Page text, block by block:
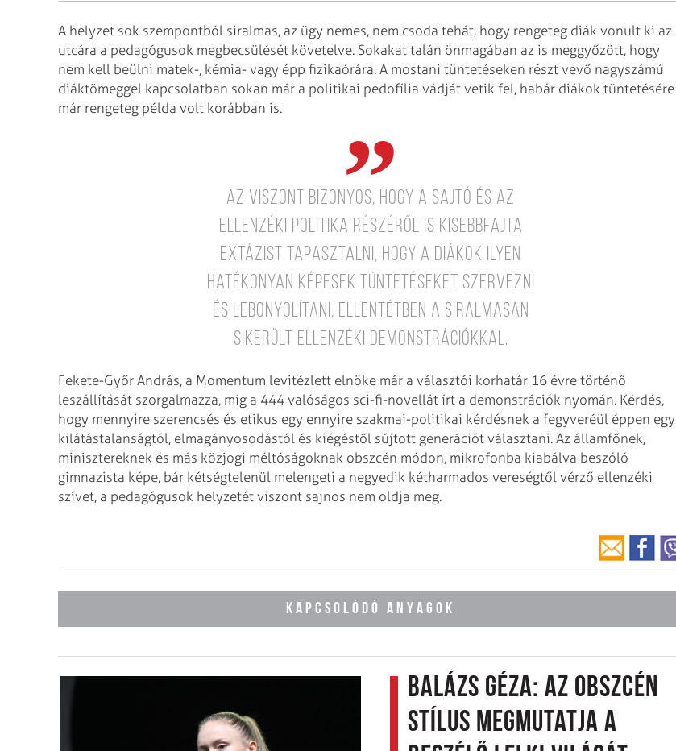
A helyzet sok szempontból siralmas, az ügy nemes, nem csoda tehát, hogy rengeteg diák vonult ki az
utcára a pedagógusok megbecsülését követelve. Sokakat talán önmagában az is meggyőzött, hogy
nem kell beülni matek-, kémia- vagy épp fizikaórára. A mostani tüntetéseken részt vevő nagyszámú
diáktömeggel kapcsolatban sokan már a politikai pedofília vádját vetik fel, habár diákok tüntetésére
már rengeteg példa volt korábban is.
Az viszont bizonyos, hogy a sajtó és az
ellenzéki politika részéről is kisebbfajta
extázist tapasztalni, hogy a diákok ilyen
hatékonyan képesek tüntetéseket szervezni
és lebonyolítani, ellentétben a siralmasan
sikerült ellenzéki demonstrációkkal.
Fekete-Győr András, a Momentum levitézlett elnöke már a választói korhatár 16 évre történő
leszállítását szorgalmazza, míg a 444 valóságos sci-fi-novellát írt a demonstrációk nyomán. Kérdés,
hogy mennyire szerencsés és etikus egy ennyire szakmai-politikai kérdésnek a fegyveréül éppen egy
kilátástalanságtól, elmagányosodástól és kiégéstől sújtott generációt választani. Az államfőnek,
minisztereknek és más közjogi méltóságoknak obszcén módon, mikrofonba kiabálva beszóló
gimnazista képe, bár kétségtelenül melengeti a negyedik kétharmados vereségtől vérző ellenzéki
szívet, a pedagógusok helyzetét viszont sajnos nem oldja meg.
KAPCSOLÓDÓ ANYAGOK
Balázs Géza: az obszcén
stílus megmutatja a